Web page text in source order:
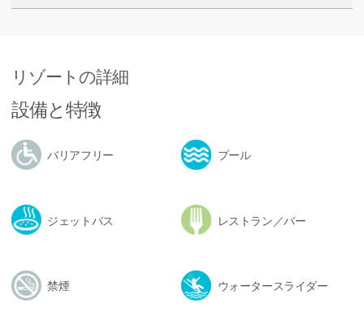
リゾートの詳細
設備と特徴
バリアフリー プール
ジェットバス レストラン／バー
禁煙 ウォータースライダー